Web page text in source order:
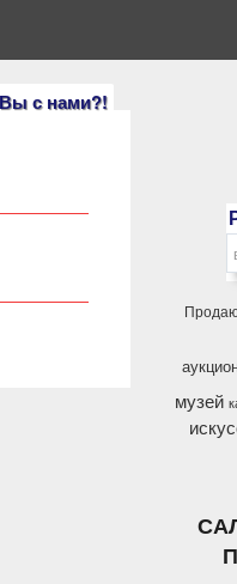
Вы с нами?!
коллекция, расскажите
музей